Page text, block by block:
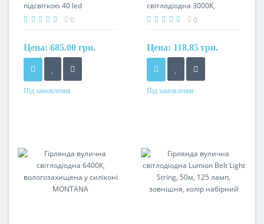
підсвіткою 40 led
33х12х35мм 0
Цена: 685.00 грн.
Під замовлення
світлодіодна 3000К,
вологозахищена у
0
Цена: 118.85 грн.
Під замовлення